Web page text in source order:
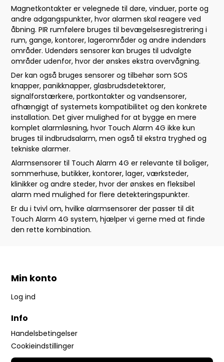
Magnetkontakter er velegnede til døre, vinduer, porte og
andre adgangspunkter, hvor alarmen skal reagere ved
åbning. PIR rumfølere bruges til bevægelsesregistrering i
rum, gange, kontorer, lagerområder og andre indendørs
områder. Udendørs sensorer kan bruges til udvalgte
områder udenfor, hvor der ønskes ekstra overvågning.
Der kan også bruges sensorer og tilbehør som SOS
knapper, panikknapper, glasbrudsdetektorer,
signalforstærkere, portkontakter og vandsensorer,
afhængigt af systemets kompatibilitet og den konkrete
installation. Det giver mulighed for at bygge en mere
komplet alarmløsning, hvor Touch Alarm 4G ikke kun
bruges til indbrudsalarm, men også til ekstra tryghed og
tekniske alarmer.
Alarmsensorer til Touch Alarm 4G er relevante til boliger,
sommerhuse, butikker, kontorer, lager, værksteder,
klinikker og andre steder, hvor der ønskes en fleksibel
alarm med mulighed for flere detekteringspunkter.
Er du i tvivl om, hvilke alarmsensorer der passer til dit
Touch Alarm 4G system, hjælper vi gerne med at finde
den rette kombination.
Min konto
Log ind
Info
Handelsbetingelser
Cookieindstillinger